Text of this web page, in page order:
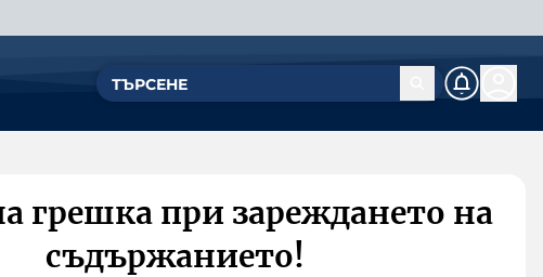
грешка при зареждането на
съдържанието!